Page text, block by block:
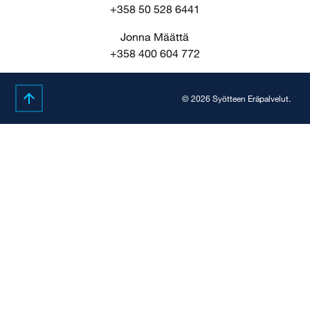
+358 50 528 6441
Jonna Määttä
+358 400 604 772
© 2026 Syötteen Eräpalvelut.